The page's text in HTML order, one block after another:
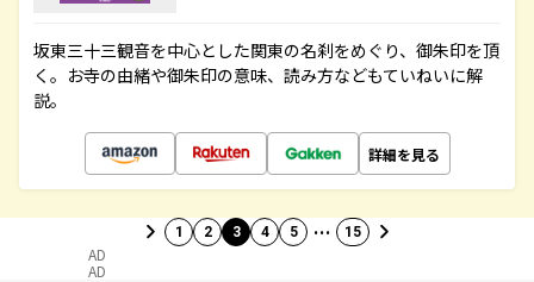
坂東三十三観音を中心とした関東の名刹をめぐり、御朱印を頂
く。お寺の由緒や御朱印の意味、読み方などもていねいに解
説。
詳細を見る
1 2 3 4 5 … 15
AD
AD